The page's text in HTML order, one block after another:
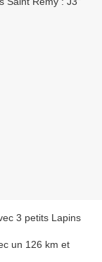
3 petits Lapins
un 126 km et